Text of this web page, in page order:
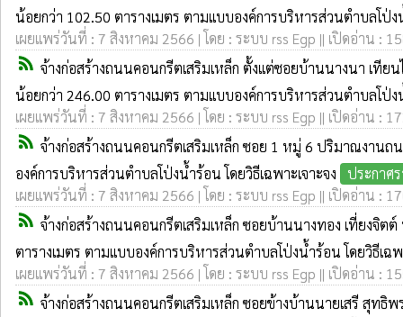
น้อยกว่า 102.50 ตารางเมตร ตามแบบองค์การบริหารส่วนตำบลโป่
เผยแพร่วันที่ : 7 สิงหาคม 2566 | โดย : ระบบ rss Egp || เปิดอ่าน :
rss_feed จ้างก่อสร้างถนนคอนกรีตเสริมเหล็ก ตั้งแต่ซอยบ้านนางนา เที
น้อยกว่า 246.00 ตารางเมตร ตามแบบองค์การบริหารส่วนตำบลโป่ง
เผยแพร่วันที่ : 7 สิงหาคม 2566 | โดย : ระบบ rss Egp || เปิดอ่าน :
rss_feed จ้างก่อสร้างถนนคอนกรีตเสริมเหล็ก ซอย 1 หมู่ 6 ปริมาณงานถ
องค์การบริหารส่วนตำบลโป่งน้ำร้อน โดยวิธีเฉพาะเจาะจง
ประกาศ
เผยแพร่วันที่ : 7 สิงหาคม 2566 | โดย : ระบบ rss Egp || เปิดอ่าน :
rss_feed จ้างก่อสร้างถนนคอนกรีตเสริมเหล็ก ซอยบ้านนางทอง เที่ยงจิ
ตารางเมตร ตามแบบองค์การบริหารส่วนตำบลโป่งน้ำร้อน โดยวิธีเฉพ
เผยแพร่วันที่ : 7 สิงหาคม 2566 | โดย : ระบบ rss Egp || เปิดอ่าน :
rss_feed จ้างก่อสร้างถนนคอนกรีตเสริมเหล็ก ซอยข้างบ้านนายเสรี สุท